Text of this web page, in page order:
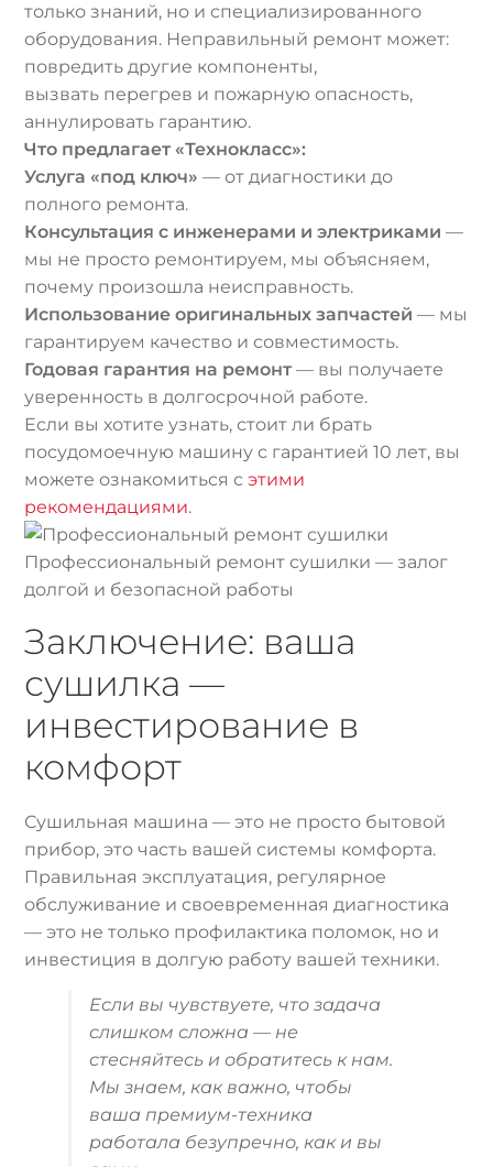
только знаний, но и специализированного
оборудования. Неправильный ремонт может:
повредить другие компоненты,
вызвать перегрев и пожарную опасность,
аннулировать гарантию.
Что предлагает «Технокласс»:
Услуга «под ключ» — от диагностики до
полного ремонта.
Консультация с инженерами и электриками —
мы не просто ремонтируем, мы объясняем,
почему произошла неисправность.
Использование оригинальных запчастей — мы
гарантируем качество и совместимость.
Годовая гарантия на ремонт — вы получаете
уверенность в долгосрочной работе.
Если вы хотите узнать, стоит ли брать
посудомоечную машину с гарантией 10 лет, вы
можете ознакомиться сэтими
рекомендациями.
Профессиональный ремонт сушилки — залог
долгой и безопасной работы
Заключение: ваша
сушилка —
инвестирование в
комфорт
Сушильная машина — это не просто бытовой
прибор, это часть вашей системы комфорта.
Правильная эксплуатация, регулярное
обслуживание и своевременная диагностика
— это не только профилактика поломок, но и
инвестиция в долгую работу вашей техники.
Если вы чувствуете, что задача
слишком сложна — не
стесняйтесь и обратитесь к нам.
Мы знаем, как важно, чтобы
ваша премиум-техника
работала безупречно, как и вы